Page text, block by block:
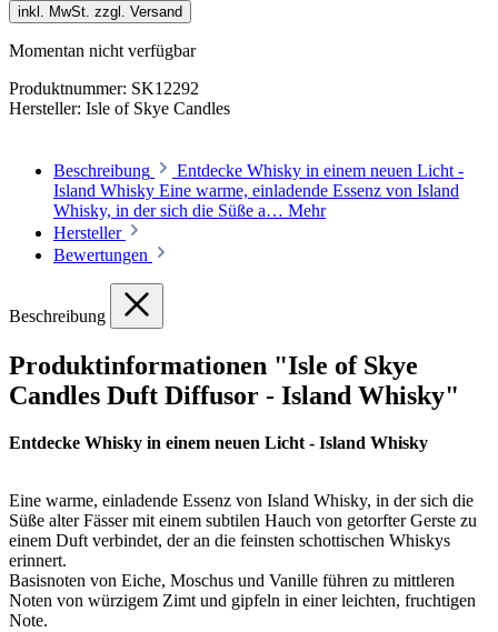
inkl. MwSt. zzgl. Versand
Momentan nicht verfügbar
Produktnummer: SK12292
Hersteller: Isle of Skye Candles
Beschreibung
Entdecke Whisky in einem neuen Licht -
Island Whisky Eine warme, einladende Essenz von Island
Whisky, in der sich die Süße a… Mehr
Hersteller
Bewertungen
Beschreibung
Produktinformationen "Isle of Skye
Candles Duft Diffusor - Island Whisky"
Entdecke Whisky in einem neuen Licht - Island Whisky
Eine warme, einladende Essenz von Island Whisky, in der sich die
Süße alter Fässer mit einem subtilen Hauch von getorfter Gerste zu
einem Duft verbindet, der an die feinsten schottischen Whiskys
erinnert.
Basisnoten von Eiche, Moschus und Vanille führen zu mittleren
Noten von würzigem Zimt und gipfeln in einer leichten, fruchtigen
Note.